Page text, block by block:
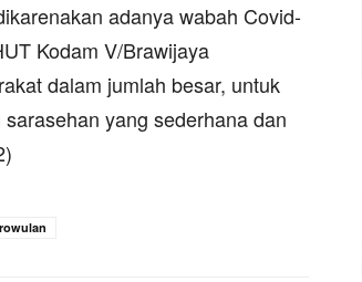
adanya wabah Covid-
Kodam V/Brawijaya
dalam jumlah besar, untuk
yang sederhana dan